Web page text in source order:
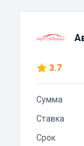
3.7
Сумма
Ставка
Срок